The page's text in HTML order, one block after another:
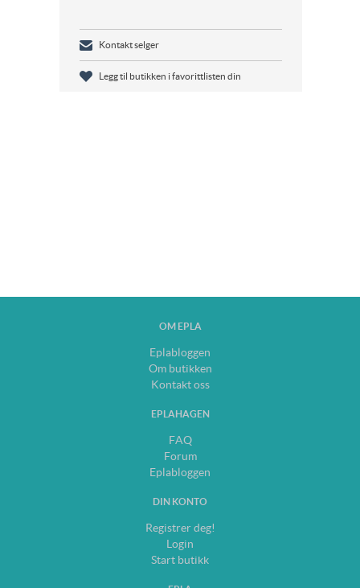
Kontakt selger
Legg til butikken i favorittlisten din
OM EPLA
Eplabloggen
Om butikken
Kontakt oss
EPLAHAGEN
FAQ
Forum
Eplabloggen
DIN KONTO
Registrer deg!
Login
Start butikk